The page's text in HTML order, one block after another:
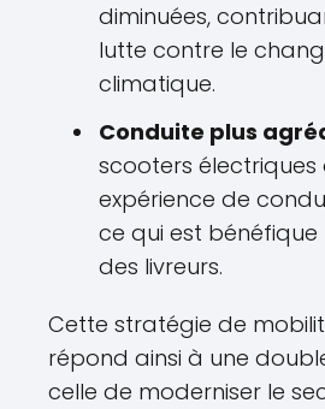
diminuées,
lutte contre le
climatique.
Conduite plus
scooters
expérience de
ce qui est
des livreurs.
Cette stratégie de
répond ainsi à une
celle de moderniser le